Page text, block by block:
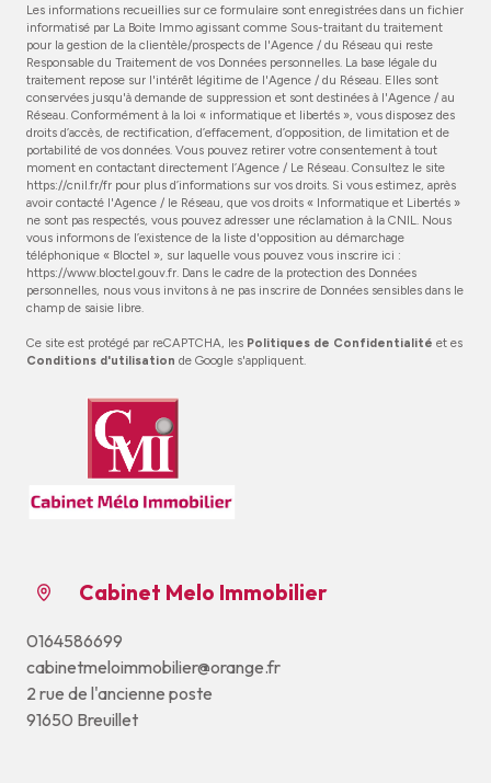
Les informations recueillies sur ce formulaire sont enregistrées dans un fichier
informatisé par La Boite Immo agissant comme Sous-traitant du traitement
pour la gestion de la clientèle/prospects de l'Agence / du Réseau qui reste
Responsable du Traitement de vos Données personnelles. La base légale du
traitement repose sur l'intérêt légitime de l'Agence / du Réseau. Elles sont
conservées jusqu'à demande de suppression et sont destinées à l'Agence / au
Réseau. Conformément à la loi « informatique et libertés », vous disposez des
droits d’accès, de rectification, d’effacement, d’opposition, de limitation et de
portabilité de vos données. Vous pouvez retirer votre consentement à tout
moment en contactant directement l’Agence / Le Réseau. Consultez le site
https://cnil.fr/fr pour plus d’informations sur vos droits. Si vous estimez, après
avoir contacté l'Agence / le Réseau, que vos droits « Informatique et Libertés »
ne sont pas respectés, vous pouvez adresser une réclamation à la CNIL. Nous
vous informons de l’existence de la liste d'opposition au démarchage
téléphonique « Bloctel », sur laquelle vous pouvez vous inscrire ici :
https://www.bloctel.gouv.fr . Dans le cadre de la protection des Données
personnelles, nous vous invitons à ne pas inscrire de Données sensibles dans le
champ de saisie libre.
Ce site est protégé par reCAPTCHA, les Politiques de Confidentialité et es
Conditions d'utilisation de Google s'appliquent.
Cabinet Melo Immobilier
0164586699
cabinetmeloimmobilier@orange.fr
2 rue de l'ancienne poste
91650 Breuillet